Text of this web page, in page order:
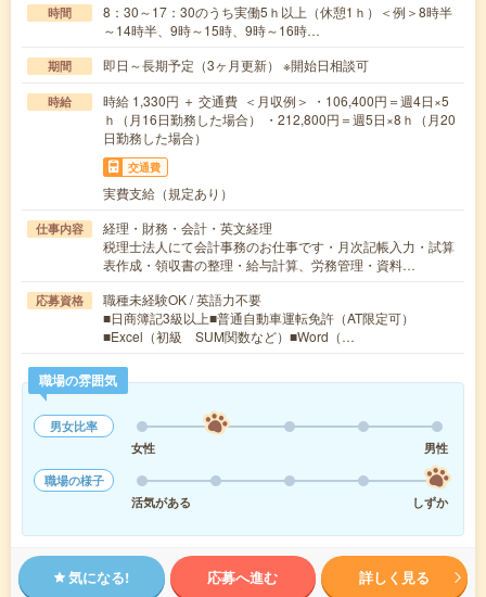
時間
8：30～17：30のうち実働5ｈ以上（休憩1ｈ）＜例＞8時半
～14時半、9時～15時、9時～16時…
期間 即日～長期予定（3ヶ月更新） ※開始日相談可
時給
時給 1,330円 ＋ 交通費 ＜月収例＞ ・106,400円＝週4日×5
ｈ（月16日勤務した場合） ・212,800円＝週5日×8ｈ（月20
日勤務した場合）
交通費
実費支給（規定あり）
仕事内容
経理・財務・会計・英文経理
税理士法人にて会計事務のお仕事です・月次記帳入力・試算
表作成・領収書の整理・給与計算、労務管理・資料…
応募資格
職種未経験OK / 英語力不要
■日商簿記3級以上■普通自動車運転免許（AT限定可）
■Excel（初級 SUM関数など）■Word（…
職場の雰囲気
男女比率
女性
男性
職場の様子
活気がある
しずか
気になる! 応募へ進む 詳しく見る